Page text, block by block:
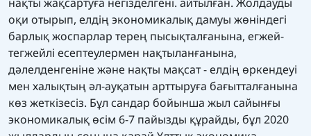
оқи отырып, елдің экономикалық дамуы жөніндегі
барлық жоспарлар терең пысықталғанына, егжей-
тегжейлі есептеулермен нақтыланғанына,
дәлелденгеніне және нақты мақсат - елдің өркендеуі
мен халықтың әл-ауқатын арттыруға бағытталғанына
көз жеткізесіз. Бұл сандар бойынша жыл сайынғы
экономикалық өсім 6-7 пайызды құрайды, бұл 2020